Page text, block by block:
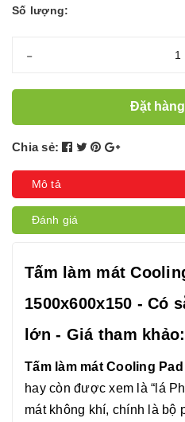
Số lượng:
-
Đặt
Chia sẻ:
Mô tả
Đánh giá
Tấm làm mát
1500x600x150 - Có
lớn - Giá tham
Tấm làm mát Cooling Pad
hay còn được xem là “lá
mát không khí, chính là bộ